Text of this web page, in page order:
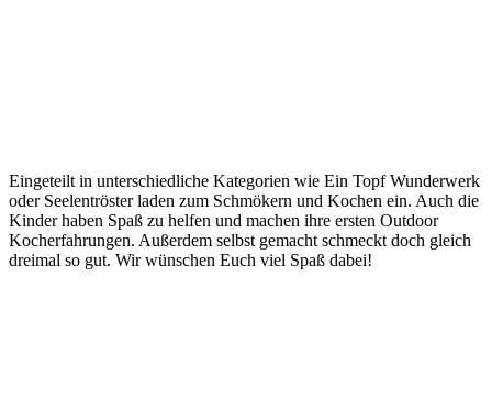
Eingeteilt in unterschiedliche Kategorien wie Ein Topf Wunderwerk
oder Seelentröster laden zum Schmökern und Kochen ein. Auch die
Kinder haben Spaß zu helfen und machen ihre ersten Outdoor
Kocherfahrungen. Außerdem selbst gemacht schmeckt doch gleich
dreimal so gut. Wir wünschen Euch viel Spaß dabei!